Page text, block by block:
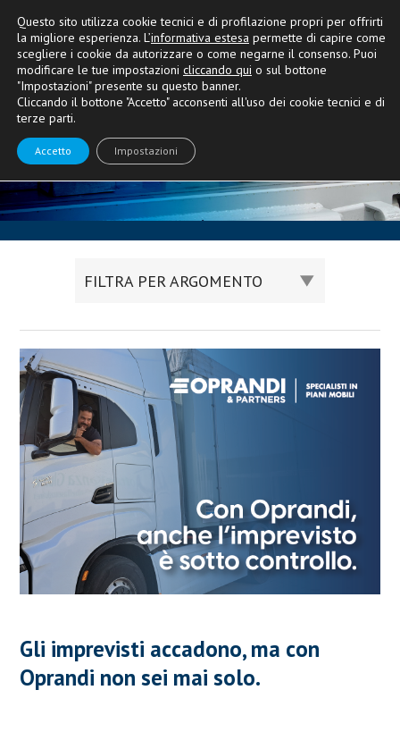
Le ultime novità
e la nostra miglior consulenza
FILTRA PER ARGOMENTO
Gli imprevisti accadono, ma con
Oprandi non sei mai solo.
Questo sito utilizza cookie tecnici e di profilazione propri per offrirti
la migliore esperienza. L’informativa estesa permette di capire come
scegliere i cookie da autorizzare o come negarne il consenso. Puoi
modificare le tue impostazioni cliccando qui o sul bottone
"Impostazioni" presente su questo banner.
Cliccando il bottone "Accetto" acconsenti all'uso dei cookie tecnici e di
terze parti.
Accetto Impostazioni